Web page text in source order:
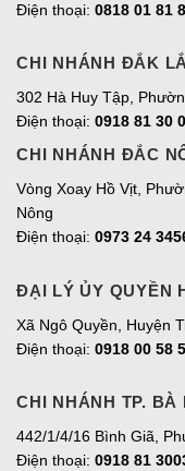
Điện thoại: 0818 01 81
CHI NHÁNH ĐẮK
302 Hà Huy Tập,
Điện thoại: 0918 81 30
CHI NHÁNH ĐẮC
Vòng Xoay Hồ Vịt,
Nông
Điện thoại: 0973 24
ĐẠI LÝ ỦY QUYỀN
Xã Ngô Quyền, Huyện
Điện thoại: 0918 00 58
CHI NHÁNH TP. BÀ
442/1/4/16 Bình Giã,
Điện thoại: 0918 81